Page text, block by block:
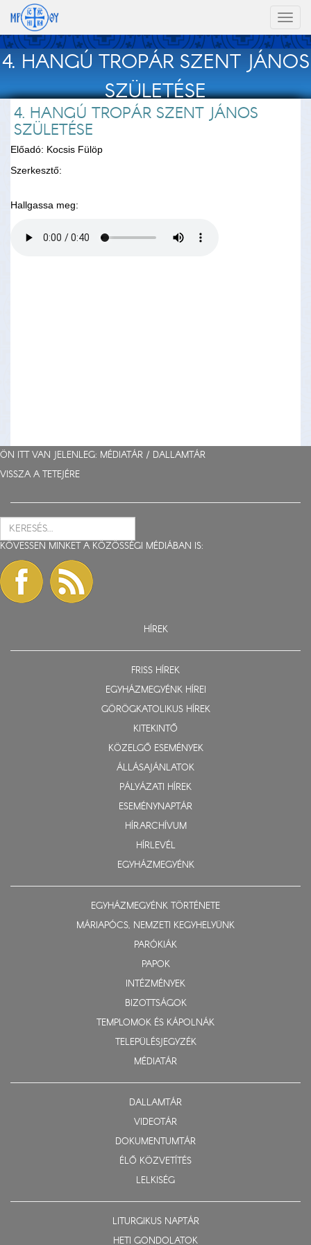
4. HANGÚ TROPÁR SZENT JÁNOS
SZÜLETÉSE
4. HANGÚ TROPÁR SZENT JÁNOS
SZÜLETÉSE
Előadó: Kocsis Fülöp
Szerkesztő:
Hallgassa meg:
ÖN ITT VAN JELENLEG: MÉDIATÁR / DALLAMTÁR
VISSZA A TETEJÉRE
KÖVESSEN MINKET A KÖZÖSSÉGI MÉDIÁBAN IS:
HÍREK
FRISS HÍREK
EGYHÁZMEGYÉNK HÍREI
GÖRÖGKATOLIKUS HÍREK
KITEKINTŐ
KÖZELGŐ ESEMÉNYEK
ÁLLÁSAJÁNLATOK
PÁLYÁZATI HÍREK
ESEMÉNYNAPTÁR
HÍRARCHÍVUM
HÍRLEVÉL
EGYHÁZMEGYÉNK
EGYHÁZMEGYÉNK TÖRTÉNETE
MÁRIAPÓCS, NEMZETI KEGYHELYÜNK
PARÓKIÁK
PAPOK
INTÉZMÉNYEK
BIZOTTSÁGOK
TEMPLOMOK ÉS KÁPOLNÁK
TELEPÜLÉSJEGYZÉK
MÉDIATÁR
DALLAMTÁR
VIDEOTÁR
DOKUMENTUMTÁR
ÉLŐ KÖZVETÍTÉS
LELKISÉG
LITURGIKUS NAPTÁR
HETI GONDOLATOK